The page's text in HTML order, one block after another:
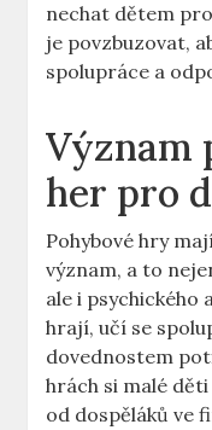
nechat dětem
je povzbuzovat,
spolupráce a
Význam
her pro
Pohybové hry
význam, a to
ale i psychického
hrají, učí se
dovednostem
hrách si malé
od dospěláků ve